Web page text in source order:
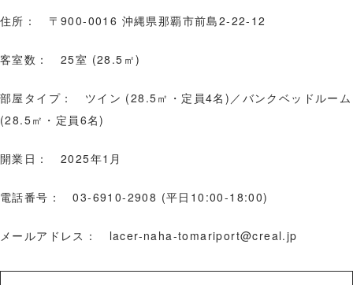
住所： 〒900-0016 沖縄県那覇市前島2-22-12
客室数： 25室 (28.5㎡)
部屋タイプ： ツイン (28.5㎡・定員4名)／バンクベッドルーム
(28.5㎡・定員6名)
開業日： 2025年1月
電話番号： 03-6910-2908 (平日10:00-18:00)
メールアドレス： lacer-naha-tomariport@creal.jp